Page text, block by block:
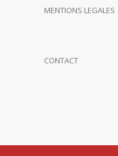
MENTIONS LEGALES
CONTACT